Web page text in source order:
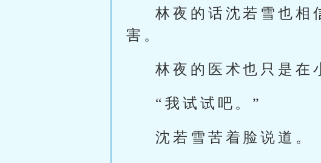
林夜的话沈若雪也相
害。
林夜的医术也只是在
“我试试吧。”
沈若雪苦着脸说道。